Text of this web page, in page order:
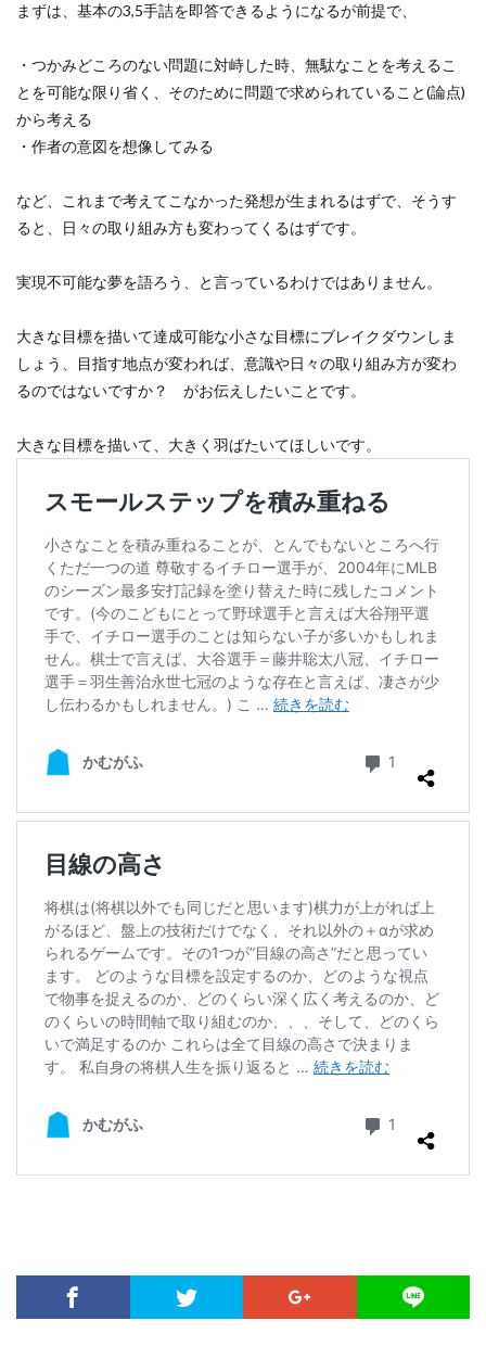
まずは、基本の3,5手詰を即答できるようになるが前提で、
・つかみどころのない問題に対峙した時、無駄なことを考えるこ
とを可能な限り省く、そのために問題で求められていること(論点)
から考える
・作者の意図を想像してみる
など、これまで考えてこなかった発想が生まれるはずで、そうす
ると、日々の取り組み方も変わってくるはずです。
実現不可能な夢を語ろう、と言っているわけではありません。
大きな目標を描いて達成可能な小さな目標にブレイクダウンしま
しょう、目指す地点が変われば、意識や日々の取り組み方が変わ
るのではないですか？ がお伝えしたいことです。
大きな目標を描いて、大きく羽ばたいてほしいです。